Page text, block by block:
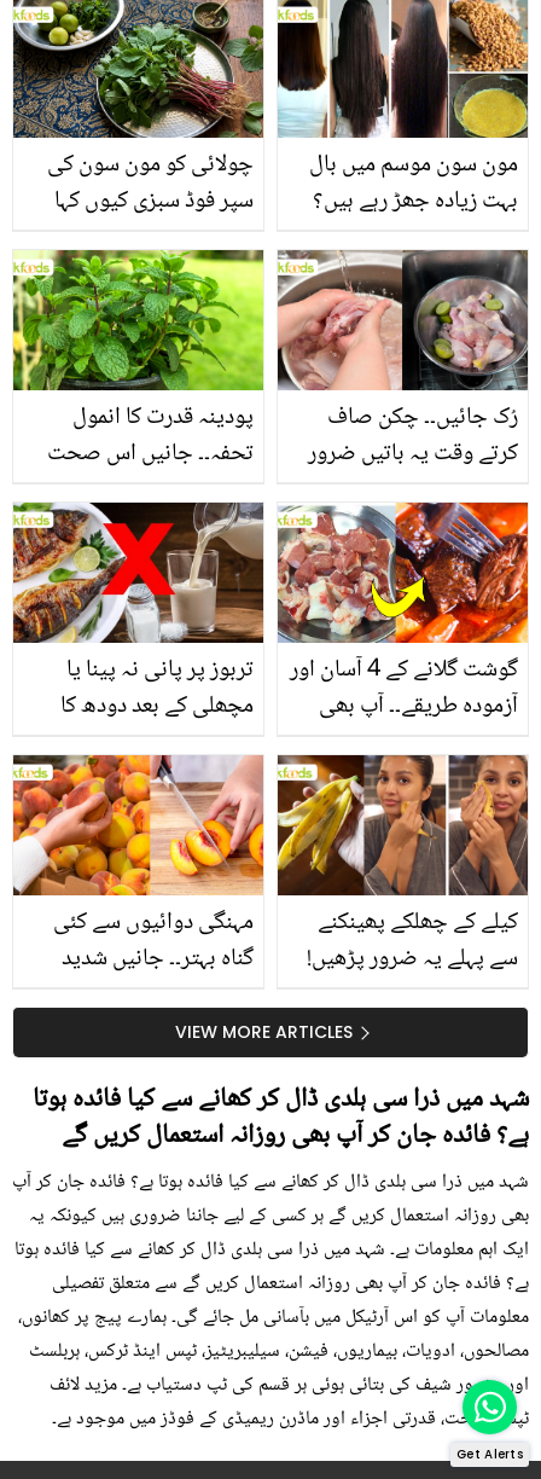
چولائی کو مون سون کی
سپر فوڈ سبزی کیوں کہا
منرلز اور اینٹی آکسیڈنٹس
سے بھرپور اس سبزی کے
فائدے
مون سون موسم میں بال
بہت زیادہ جھڑ رہے ہیں؟
بنانے کے چند قدرتی طریقے
پودینہ قدرت کا انمول
تحفہ۔۔ جانیں اس صحت
انگیز طبی فوائد
رُک جائیں۔۔ چکن صاف
کرتے وقت یہ باتیں ضرور
تربوز پر پانی نہ پینا یا
مچھلی کے بعد دودھ کا
سے متعلق غلط فہمیوں کی
حقیقت کیا ہے اور افواہ
کیا؟
گوشت گلانے کے 4 آسان اور
آزمودہ طریقے۔۔ آپ بھی
بتائے راز
مہنگی دوائیوں سے کئی
گناہ بہتر۔۔ جانیں شدید
کیوں کھانا چاہیے؟
کیلے کے چھلکے پھینکنے
سے پہلے یہ ضرور پڑھیں!
سستا اور قدرتی حلVIEW MORE ARTICLES
شہد میں ذرا سی ہلدی ڈال کر کھانے سے کیا فائدہ ہوتا
ہے؟ فائدہ جان کر آپ بھی روزانہ استعمال کریں گے
شہد میں ذرا سی ہلدی ڈال کر کھانے سے کیا فائدہ ہوتا ہے؟ فائدہ جان کر آپ
بھی روزانہ استعمال کریں گے ہر کسی کے لیے جاننا ضروری ہیں کیونکہ یہ
ایک اہم معلومات ہے۔ شہد میں ذرا سی ہلدی ڈال کر کھانے سے کیا فائدہ ہوتا
ہے؟ فائدہ جان کر آپ بھی روزانہ استعمال کریں گے سے متعلق تفصیلی
معلومات آپ کو اس آرٹیکل میں بآسانی مل جائے گی۔ ہمارے پیج پر کھانوں،
مصالحوں، ادویات، بیماریوں، فیشن، سیلیبریٹیز، ٹپس اینڈ ٹرکس، ہربلسٹ
اور مشہور شیف کی بتائی ہوئی ہر قسم کی ٹپ دستیاب ہے۔ مزید لائف
ٹپس، صحت، قدرتی اجزاء اور ماڈرن ریمیڈی کے فوڈز میں موجود ہے۔
Get Alerts